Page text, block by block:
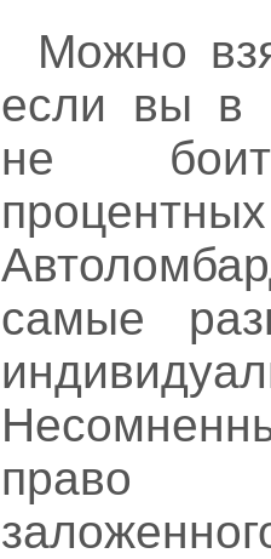
Можно
если вы в
не
самые
право